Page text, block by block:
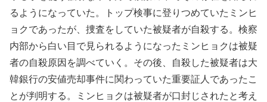
るようになっていた。トップ検事に登りつめていたミンヒ
ョクであったが、捜査をしていた被疑者が自殺する。検察
内部から白い目で見られるようになったミンヒョクは被疑
者の自殺原因を調べていく。その後、自殺した被疑者は大
韓銀行の安値売却事件に関わっていた重要証人であったこ
とが判明する。ミンヒョクは被疑者が口封じされたと考え